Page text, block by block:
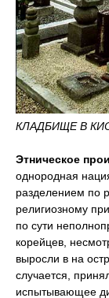
КЛАДБИЩЕ В
Этническое
однородная
разделением по
религиозному
по сути
корейцев,
выросли в на
случается,
испытывающее